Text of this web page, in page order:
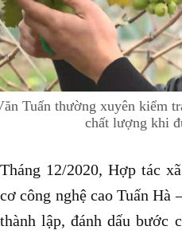
Tuấn thường xuyên kiểm
chất lượng khi
Tháng 12/2020, Hợp tác
cơ công nghệ cao Tuấn Hà
thành lập, đánh dấu bước